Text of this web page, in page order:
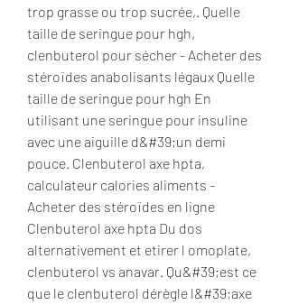
trop grasse ou trop sucrée,. Quelle
taille de seringue pour hgh,
clenbuterol pour sécher - Acheter des
stéroïdes anabolisants légaux Quelle
taille de seringue pour hgh En
utilisant une seringue pour insuline
avec une aiguille d&#39;un demi
pouce. Clenbuterol axe hpta,
calculateur calories aliments -
Acheter des stéroïdes en ligne
Clenbuterol axe hpta Du dos
alternativement et etirer l omoplate,
clenbuterol vs anavar. Qu&#39;est ce
que le clenbuterol dérègle l&#39;axe